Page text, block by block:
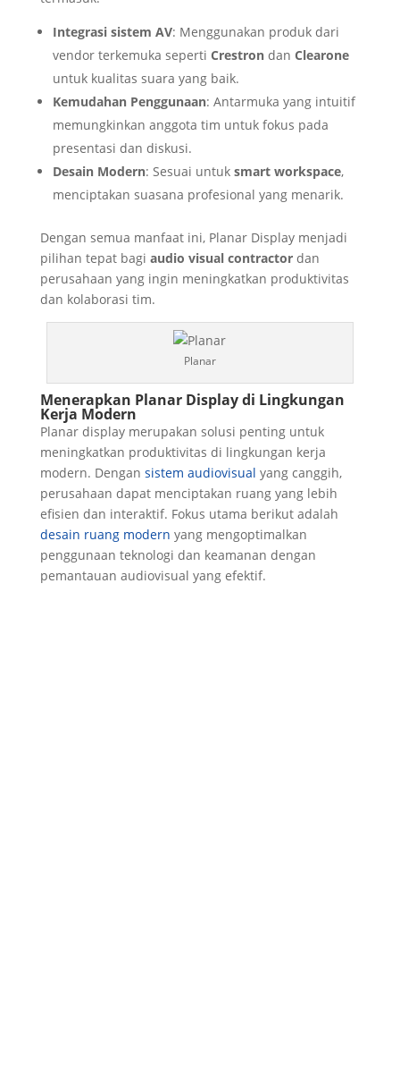
Integrasi sistem AV: Menggunakan produk dari
vendor terkemuka seperti Crestrondan Clearone
untuk kualitas suara yang baik.
Kemudahan Penggunaan: Antarmuka yang intuitif
memungkinkan anggota tim untuk fokus pada
presentasi dan diskusi.
Desain Modern: Sesuai untuk smart workspace,
menciptakan suasana profesional yang menarik.
Dengan semua manfaat ini, Planar Display menjadi
pilihan tepat bagi audio visual contractordan
perusahaan yang ingin meningkatkan produktivitas
dan kolaborasi tim.
Planar
Menerapkan Planar Display di Lingkungan
Kerja Modern
Planar display merupakan solusi penting untuk
meningkatkan produktivitas di lingkungan kerja
modern. Dengan sistem audiovisual yang canggih,
perusahaan dapat menciptakan ruang yang lebih
efisien dan interaktif. Fokus utama berikut adalah
desain ruang modern yang mengoptimalkan
penggunaan teknologi dan keamanan dengan
pemantauan audiovisual yang efektif.